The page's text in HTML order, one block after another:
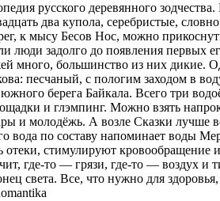
русского деревянного зодчества.
два купола, серебристые,
к мысу Бесов Нос, можно
люди задолго до появления первых
много, большинство из них дикие.
песчаный, с пологим заходом в
берега Байкала. Всего три
и глэмпинг. Можно взять
и молодёжь. А возле Сказки лучше
вода по составу напоминает воды
отеки, стимулируют кровообращение
где-то — грязи, где-то — воздух и
света. Все, что нужно для здоровья,